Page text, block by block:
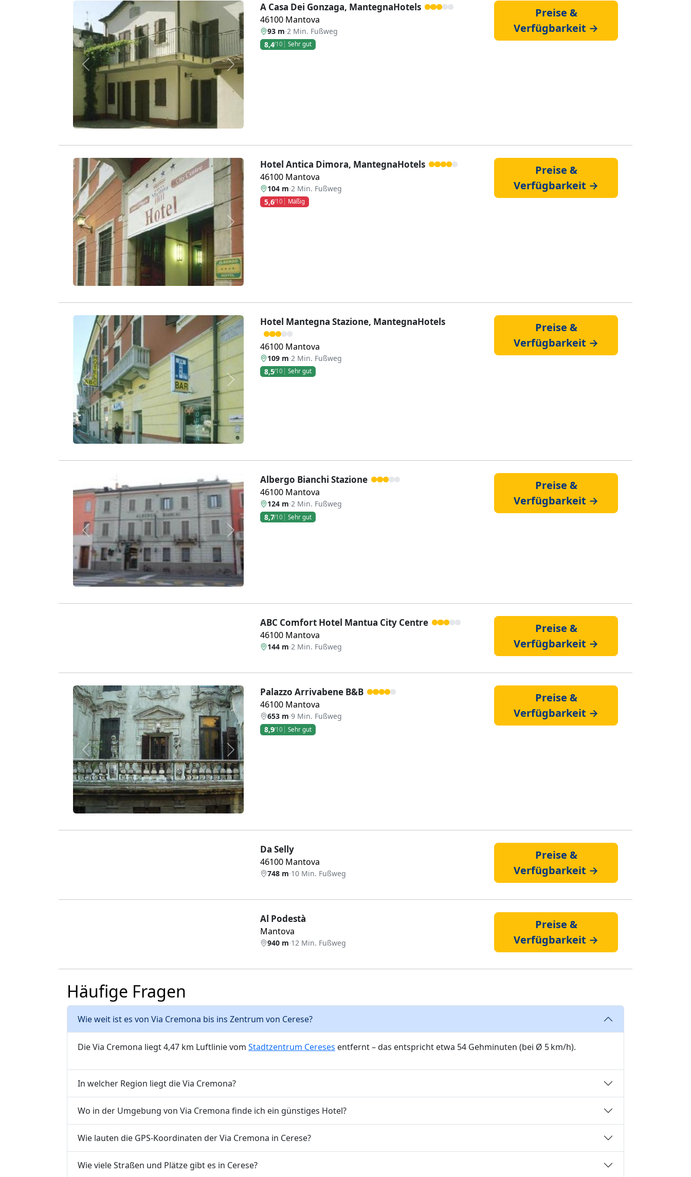
Zurück Weiter
A Casa Dei Gonzaga, MantegnaHotels
46100 Mantova
93 m·2 Min. Fußweg
8,4/10 Sehr gut
Preise &
Verfügbarkeit →
Zurück Weiter
Hotel Antica Dimora, MantegnaHotels
46100 Mantova
104 m·2 Min. Fußweg
5,6/10 Mäßig
Preise &
Verfügbarkeit →
Zurück Weiter
Hotel Mantegna Stazione, MantegnaHotels
46100 Mantova
109 m·2 Min. Fußweg
8,5/10 Sehr gut
Preise &
Verfügbarkeit →
Zurück Weiter
Albergo Bianchi Stazione
46100 Mantova
124 m·2 Min. Fußweg
8,7/10 Sehr gut
Preise &
Verfügbarkeit →
ABC Comfort Hotel Mantua City Centre
46100 Mantova
144 m·2 Min. Fußweg
Preise &
Verfügbarkeit →
Zurück Weiter
Palazzo Arrivabene B&B
46100 Mantova
653 m·9 Min. Fußweg
8,9/10 Sehr gut
Preise &
Verfügbarkeit →
Da Selly
46100 Mantova
748 m·10 Min. Fußweg
Preise &
Verfügbarkeit →
Al Podestà
Mantova
940 m·12 Min. Fußweg
Preise &
Verfügbarkeit →
Häufige Fragen
Wie weit ist es von Via Cremona bis ins Zentrum von Cerese?
Die Via Cremona liegt 4,47 km Luftlinie vom Stadtzentrum Cereses entfernt – das entspricht etwa 54 Gehminuten (bei Ø 5 km/h).
In welcher Region liegt die Via Cremona?
Wo in der Umgebung von Via Cremona finde ich ein günstiges Hotel?
Wie lauten die GPS-Koordinaten der Via Cremona in Cerese?
Wie viele Straßen und Plätze gibt es in Cerese?